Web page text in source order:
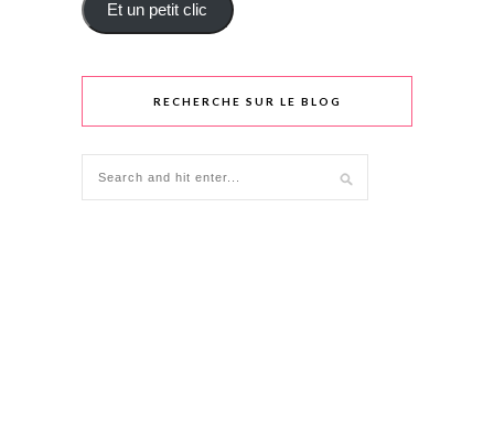
Et un petit clic
RECHERCHE SUR LE BLOG